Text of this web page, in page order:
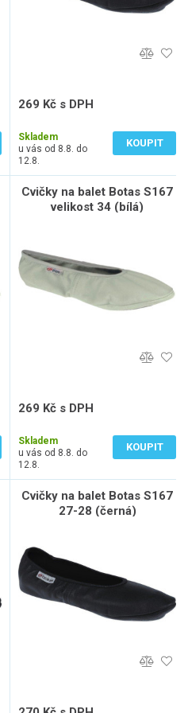
269 Kč s DPH
Skladem
u vás od 8.8. do
12.8.
KOUPIT
Cvičky na balet Botas S167
velikost 34 (bílá)
269 Kč s DPH
Skladem
u vás od 8.8. do
12.8.
KOUPIT
Cvičky na balet Botas S167
27-28 (černá)